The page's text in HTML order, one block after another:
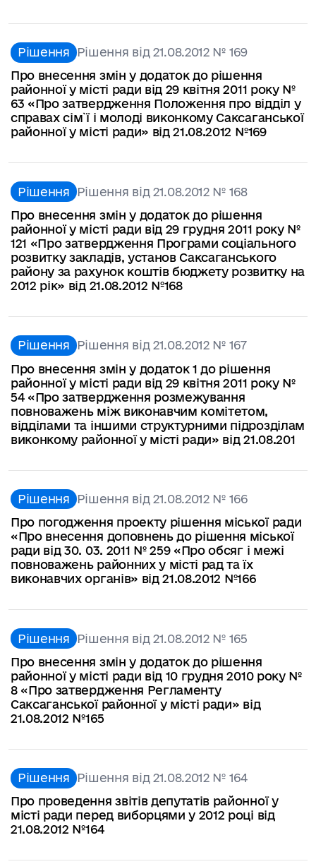
Рішення Рішення від 21.08.2012 № 169
Про внесення змін у додаток до рішення
районної у місті ради від 29 квітня 2011 року №
63 «Про затвердження Положення про відділ у
справах сім`ї і молоді виконкому Саксаганської
районної у місті ради» від 21.08.2012 №169
Рішення Рішення від 21.08.2012 № 168
Про внесення змін у додаток до рішення
районної у місті ради від 29 грудня 2011 року №
121 «Про затвердження Програми соціального
розвитку закладів, установ Саксаганського
району за рахунок коштів бюджету розвитку на
2012 рік» від 21.08.2012 №168
Рішення Рішення від 21.08.2012 № 167
Про внесення змін у додаток 1 до рішення
районної у місті ради від 29 квітня 2011 року №
54 «Про затвердження розмежування
повноважень між виконавчим комітетом,
відділами та іншими структурними підрозділам
виконкому районної у місті ради» від 21.08.201
Рішення Рішення від 21.08.2012 № 166
Про погодження проекту рішення міської ради
«Про внесення доповнень до рішення міської
ради від 30. 03. 2011 № 259 «Про обсяг і межі
повноважень районних у місті рад та їх
виконавчих органів» від 21.08.2012 №166
Рішення Рішення від 21.08.2012 № 165
Про внесення змін у додаток до рішення
районної у місті ради від 10 грудня 2010 року №
8 «Про затвердження Регламенту
Саксаганської районної у місті ради» від
21.08.2012 №165
Рішення Рішення від 21.08.2012 № 164
Про проведення звітів депутатів районної у
місті ради перед виборцями у 2012 році від
21.08.2012 №164